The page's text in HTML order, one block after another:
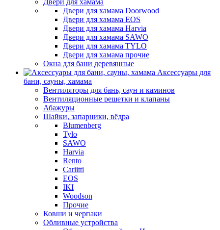
Двери для хамама
Двери для хамама Doorwood
Двери для хамама EOS
Двери для хамама Harvia
Двери для хамама SAWO
Двери для хамама TYLO
Двери для хамама прочие
Окна для бани деревянные
Аксессуары для
бани, сауны, хамама
Вентиляторы для бань, саун и каминов
Вентиляционные решетки и клапаны
Абажуры
Шайки, запарники, вёдра
Blumenberg
Tylo
SAWO
Harvia
Rento
Cariitti
EOS
IKI
Woodson
Прочие
Ковши и черпаки
Обливные устройства